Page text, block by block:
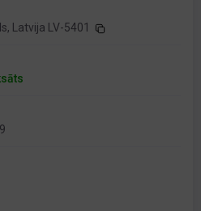
Latvija LV-5401